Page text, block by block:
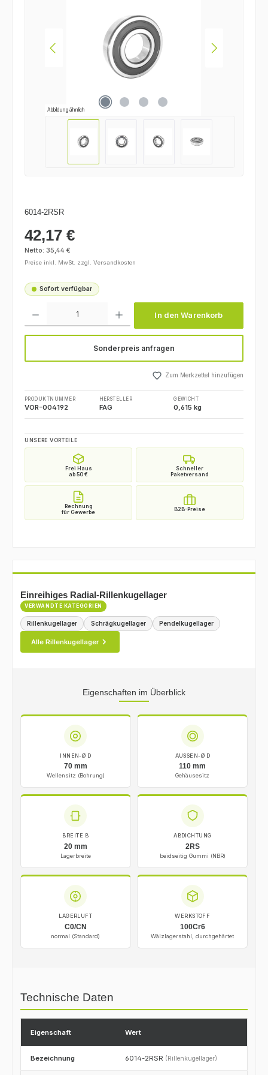
Abbildung ähnlich
6014-2RSR
Regulärer Preis:
42,17 €
Netto: 35,44 €
Preise inkl. MwSt. zzgl. Versandkosten
Sofort verfügbar
In den Warenkorb
Sonderpreis anfragen
Zum Merkzettel hinzufügen
PRODUKTNUMMER
VOR-004192
HERSTELLER
FAG
GEWICHT
0,615 kg
UNSERE VORTEILE
Einreihiges Radial-Rillenkugellager
VERWANDTE KATEGORIEN
Rillenkugellager Schrägkugellager Pendelkugellager
Alle Rillenkugellager
Eigenschaften im Überblick
INNEN-Ø D
70 mm
Wellensitz (Bohrung)
AUSSEN-Ø D
110 mm
Gehäusesitz
BREITE B
20 mm
Lagerbreite
ABDICHTUNG
2RS
beidseitig Gummi (NBR)
LAGERLUFT
C0/CN
normal (Standard)
WERKSTOFF
100Cr6
Wälzlagerstahl, durchgehärtet
Technische Daten
Eigenschaft Wert
Bezeichnung 6014-2RSR (Rillenkugellager)